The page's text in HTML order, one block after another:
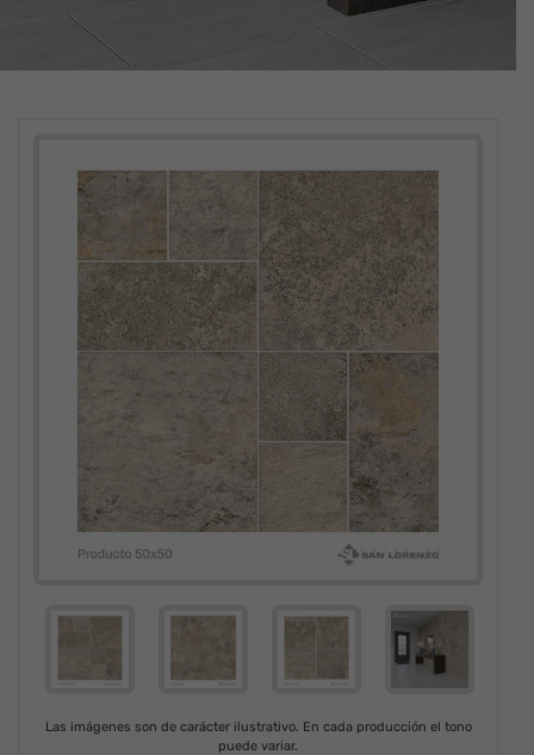
Las imágenes son de carácter ilustrativo. En cada producción el tono
puede variar.